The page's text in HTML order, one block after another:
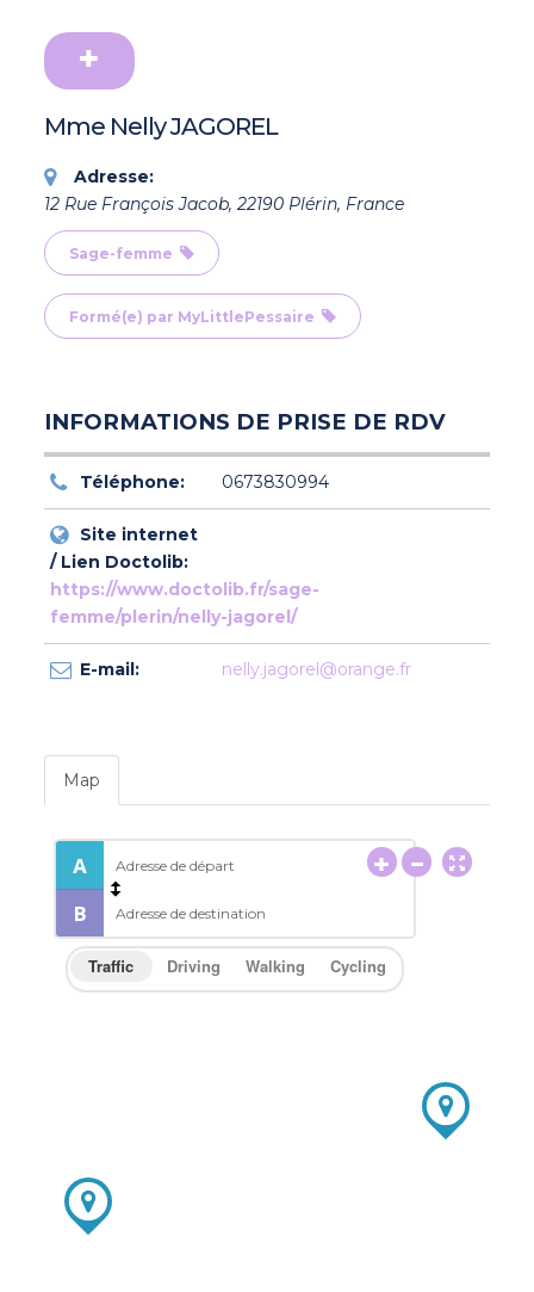
Mme Nelly JAGOREL
Adresse:
12 Rue François Jacob, 22190 Plérin, France
Sage-femme
Formé(e) par MyLittlePessaire
INFORMATIONS DE PRISE DE RDV
Téléphone: 0673830994
Site internet
/ Lien Doctolib:
https://www.doctolib.fr/sage-
femme/plerin/nelly-jagorel/
E-mail: nelly.jagorel@orange.fr
Map
Traffic Driving Walking Cycling